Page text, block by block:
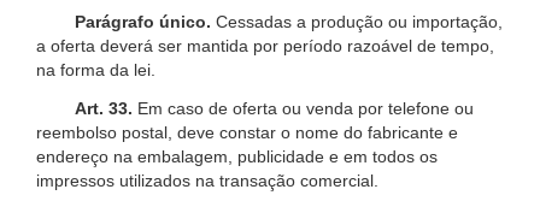
Parágrafo único. Cessadas a produção ou importação,
a oferta deverá ser mantida por período razoável de tempo,
na forma da lei.
Art. 33. Em caso de oferta ou venda por telefone ou
reembolso postal, deve constar o nome do fabricante e
endereço na embalagem, publicidade e em todos os
impressos utilizados na transação comercial.